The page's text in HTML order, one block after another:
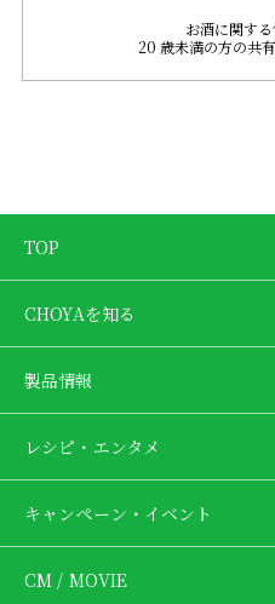
お酒に関する
20 歳未満の方の共
TOP
CHOYAを知る
製品情報
レシピ・エンタメ
キャンペーン・イベント
CM / MOVIE